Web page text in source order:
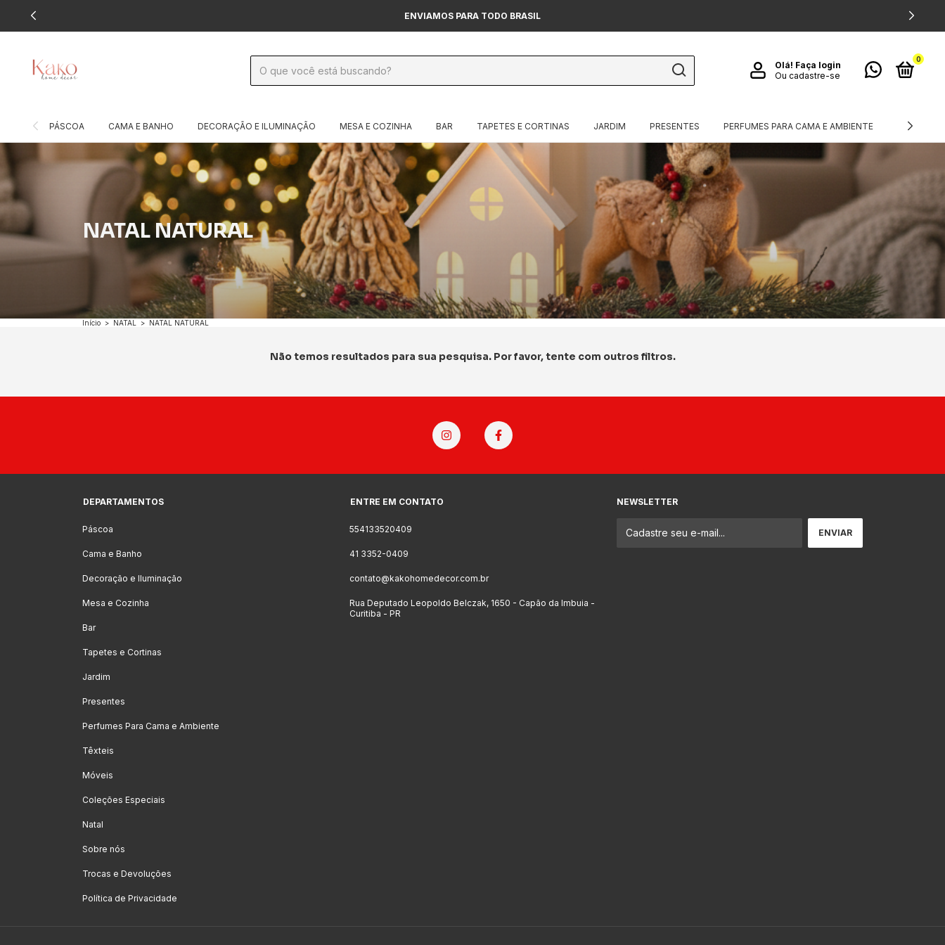
ENVIAMOS PARA TODO BRASIL
Olá! Faça login
Ou cadastre-se
0
PÁSCOA CAMA E BANHO DECORAÇÃO E ILUMINAÇÃO MESA E COZINHA BAR TAPETES E CORTINAS JARDIM PRESENTES PERFUMES PARA CAMA E AMBIENTE TÊXTEIS
NATAL NATURAL
Início > NATAL > NATAL NATURAL
Não temos resultados para sua pesquisa. Por favor, tente com outros filtros.
DEPARTAMENTOS
Páscoa
Cama e Banho
Decoração e Iluminação
Mesa e Cozinha
Bar
Tapetes e Cortinas
Jardim
Presentes
Perfumes Para Cama e Ambiente
Têxteis
Móveis
Coleções Especiais
Natal
Sobre nós
Trocas e Devoluções
Política de Privacidade
ENTRE EM CONTATO
554133520409
41 3352-0409
contato@kakohomedecor.com.br
Rua Deputado Leopoldo Belczak, 1650 - Capão da Imbuia -
Curitiba - PR
NEWSLETTER